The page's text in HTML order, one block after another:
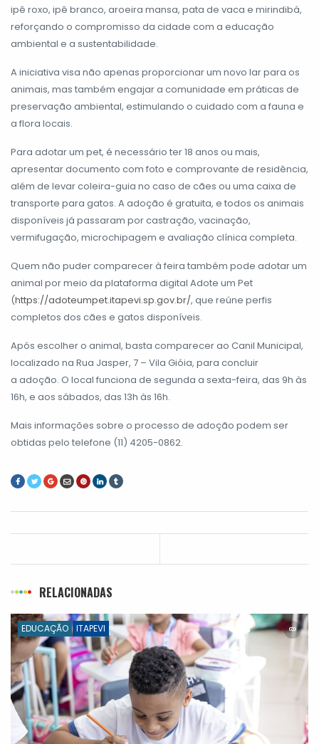
ipê roxo, ipê branco, aroeira mansa, pata de vaca e mirindibá,
reforçando o compromisso da cidade com a educação
ambiental e a sustentabilidade.
A iniciativa visa não apenas proporcionar um novo lar para os
animais, mas também engajar a comunidade em práticas de
preservação ambiental, estimulando o cuidado com a fauna e
a flora locais.
Para adotar um pet, é necessário ter 18 anos ou mais,
apresentar documento com foto e comprovante de residência,
além de levar coleira-guia no caso de cães ou uma caixa de
transporte para gatos. A adoção é gratuita, e todos os animais
disponíveis já passaram por castração, vacinação,
vermifugação, microchipagem e avaliação clínica completa.
Quem não puder comparecer à feira também pode adotar um
animal por meio da plataforma digital Adote um Pet
(https://adoteumpet.itapevi.sp.gov.br/, que reúne perfis
completos dos cães e gatos disponíveis.
Após escolher o animal, basta comparecer ao Canil Municipal,
localizado na Rua Jasper, 7 – Vila Gióia, para concluir
a adoção. O local funciona de segunda a sexta-feira, das 9h às
16h, e aos sábados, das 13h às 16h.
Mais informações sobre o processo de adoção podem ser
obtidas pelo telefone (11) 4205-0862.
RELACIONADAS
EDUCAÇÃO ITAPEVI